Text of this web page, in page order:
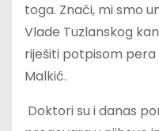
toga. Znači, mi smo
Vlade Tuzlanskog
riješiti potpisom
Malkić.
Doktori su i danas